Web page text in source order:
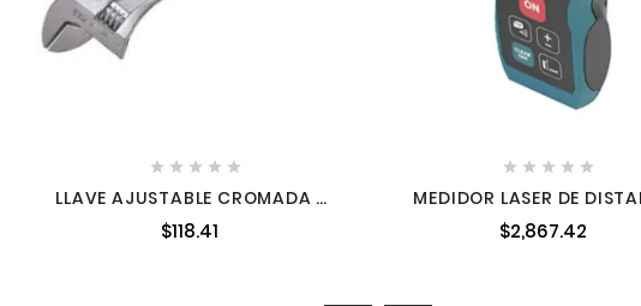
    
LLAVE AJUSTABLE CROMADA 6"
$118.41
    
MEDIDOR LASER DE
FUNDA MAKITA LD050P
$2,867.42